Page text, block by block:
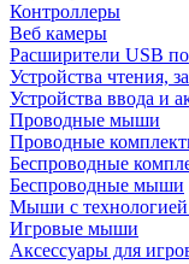
Контроллеры
Веб камеры
Расширители USB
Устройства чтения,
Устройства ввода и
Проводные мыши
Проводные
Беспроводные
Беспроводные мыши
Мыши с технологией
Игровые мыши
Аксессуары для